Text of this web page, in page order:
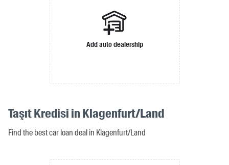
Add auto dealership
Taşıt Kredisi in Klagenfurt/Land
Find the best car loan deal in Klagenfurt/Land